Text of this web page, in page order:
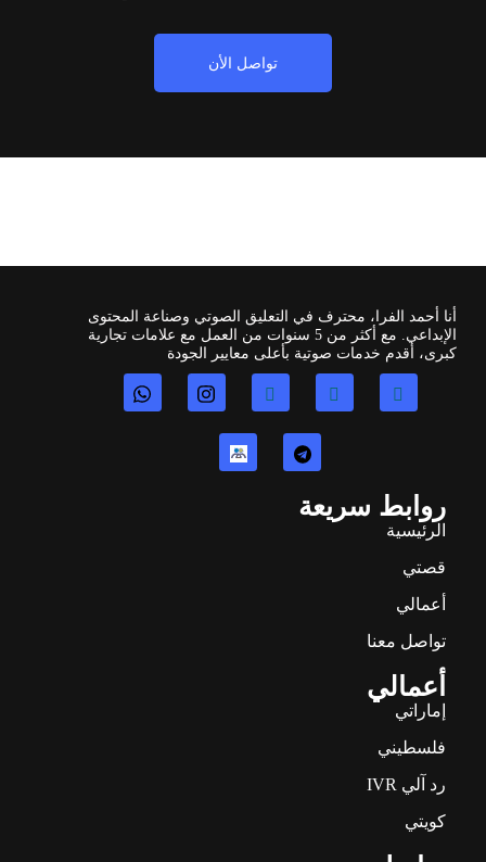
تواصل الأن
أنا أحمد الفرا، محترف في التعليق الصوتي وصناعة المحتوى
الإبداعي. مع أكثر من 5 سنوات من العمل مع علامات تجارية
كبرى، أقدم خدمات صوتية بأعلى معايير الجودة
روابط سريعة
الرئيسية
قصتي
أعمالي
تواصل معنا
أعمالي
إماراتي
فلسطيني
رد آلي IVR
كويتي